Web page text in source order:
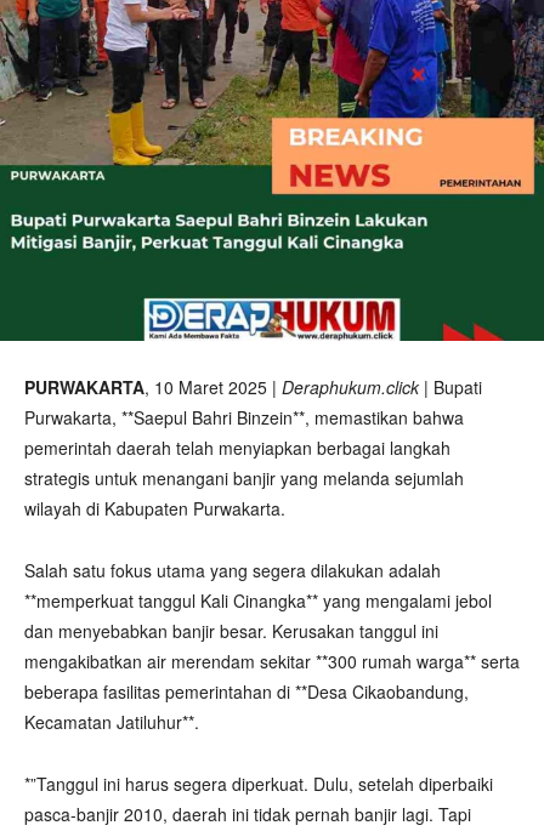
PURWAKARTA, 10 Maret 2025 | Deraphukum.click | Bupati
Purwakarta, **Saepul Bahri Binzein**, memastikan bahwa
pemerintah daerah telah menyiapkan berbagai langkah
strategis untuk menangani banjir yang melanda sejumlah
wilayah di Kabupaten Purwakarta.
Salah satu fokus utama yang segera dilakukan adalah
**memperkuat tanggul Kali Cinangka** yang mengalami jebol
dan menyebabkan banjir besar. Kerusakan tanggul ini
mengakibatkan air merendam sekitar **300 rumah warga** serta
beberapa fasilitas pemerintahan di **Desa Cikaobandung,
Kecamatan Jatiluhur**.
*”Tanggul ini harus segera diperkuat. Dulu, setelah diperbaiki
pasca-banjir 2010, daerah ini tidak pernah banjir lagi. Tapi